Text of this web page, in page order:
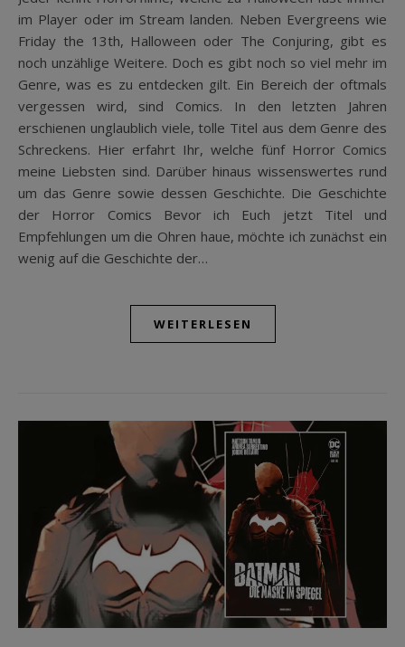
im Player oder im Stream landen. Neben Evergreens wie
Friday the 13th, Halloween oder The Conjuring, gibt es
noch unzählige Weitere. Doch es gibt noch so viel mehr im
Genre, was es zu entdecken gilt. Ein Bereich der oftmals
vergessen wird, sind Comics. In den letzten Jahren
erschienen unglaublich viele, tolle Titel aus dem Genre des
Schreckens. Hier erfahrt Ihr, welche fünf Horror Comics
meine Liebsten sind. Darüber hinaus wissenswertes rund
um das Genre sowie dessen Geschichte. Die Geschichte
der Horror Comics Bevor ich Euch jetzt Titel und
Empfehlungen um die Ohren haue, möchte ich zunächst ein
wenig auf die Geschichte der…
WEITERLESEN